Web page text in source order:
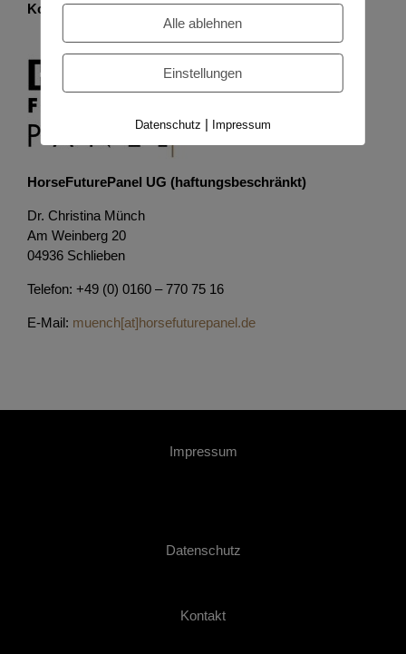
Kontakt
HorseFuturePanel UG (haftungsbeschränkt)
Dr. Christina Münch
Am Weinberg 20
04936 Schlieben
Telefon: +49 (0) 0160 – 770 75 16
E-Mail: muench[at]horsefuturepanel.de
Impressum
Datenschutz
Kontakt
Alle ablehnen
Einstellungen
Datenschutz | Impressum